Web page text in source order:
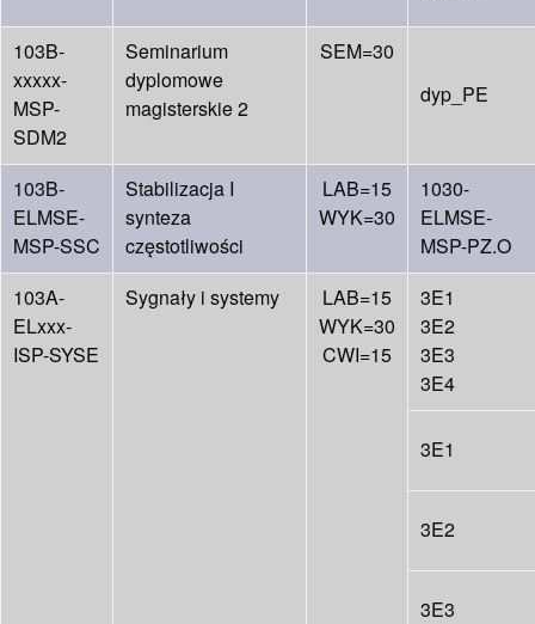
103B-
xxxxx-
MSP-
SDM2
Seminarium
dyplomowe
magisterskie 2
SEM=30
dyp_PE
103B-
ELMSE-
MSP-SSC
Stabilizacja I
synteza
częstotliwości
LAB=15
WYK=30
1030-
ELMSE-
MSP-PZ.O
103A-
ELxxx-
ISP-SYSE
Sygnały i systemy
LAB=15
WYK=30
CWI=15
3E1
3E2
3E3
3E4
3E1
3E2
3E3